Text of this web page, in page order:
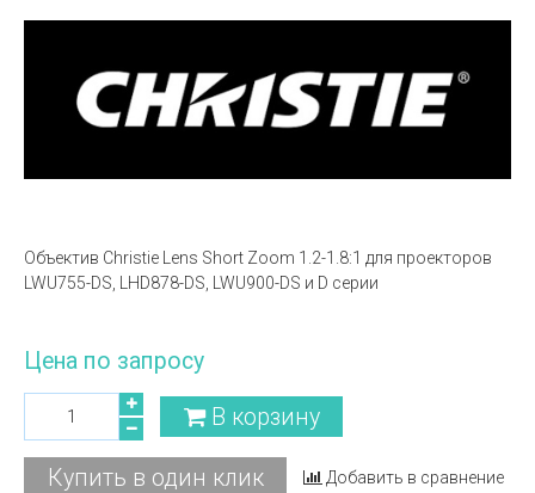
Объектив Christie Lens Short Zoom 1.2-1.8:1 для проекторов
LWU755-DS, LHD878-DS, LWU900-DS и D серии
Цена по запросу
В корзину
Купить в один клик Добавить в сравнение